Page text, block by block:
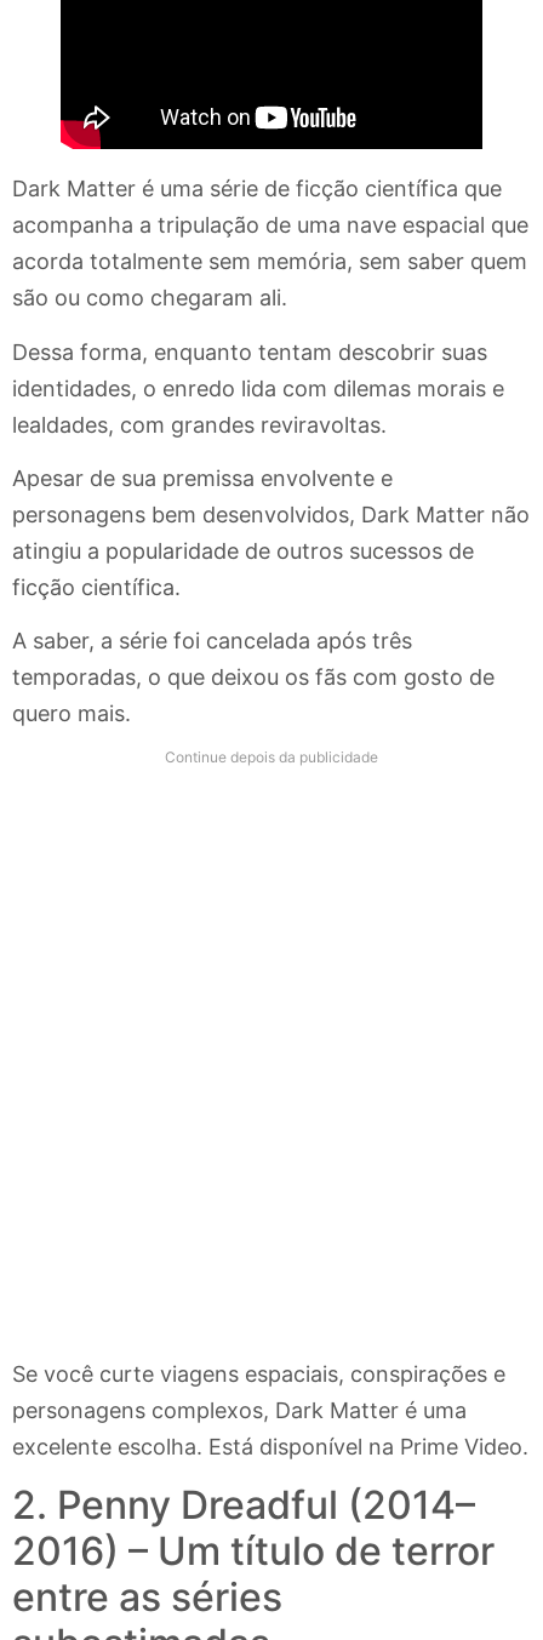
Dark Matter é uma série de ficção científica que
acompanha a tripulação de uma nave espacial que
acorda totalmente sem memória, sem saber quem
são ou como chegaram ali.
Dessa forma, enquanto tentam descobrir suas
identidades, o enredo lida com dilemas morais e
lealdades, com grandes reviravoltas.
Apesar de sua premissa envolvente e
personagens bem desenvolvidos, Dark Matter não
atingiu a popularidade de outros sucessos de
ficção científica.
A saber, a série foi cancelada após três
temporadas, o que deixou os fãs com gosto de
quero mais.
Continue depois da publicidade
Se você curte viagens espaciais, conspirações e
personagens complexos, Dark Matter é uma
excelente escolha. Está disponível na Prime Video.
2. Penny Dreadful (2014–
2016) – Um título de terror
entre as séries